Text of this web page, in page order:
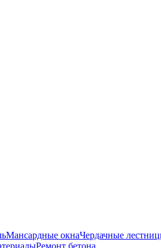
Мансардные окнаЧердачные
Ремонт бетона